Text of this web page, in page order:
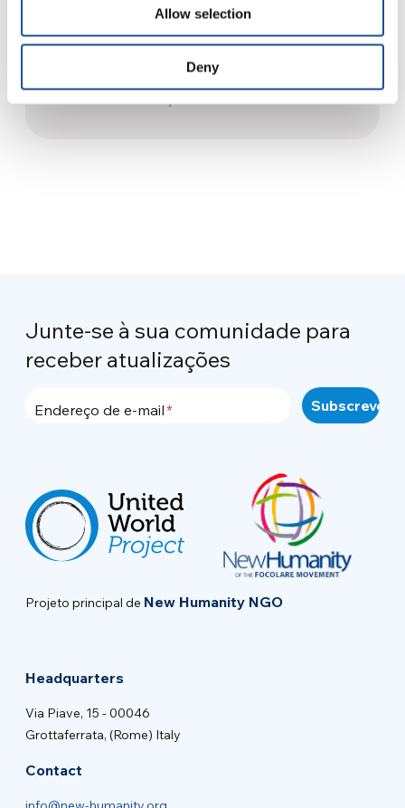
Allow selection
Deny
Síria, o minimercado de Saliba
em breve abrirá as portas
Junte-se à sua comunidade para
receber atualizações
Endereço de e-mail
Projeto principal de New Humanity NGO
Headquarters
Via Piave, 15 - 00046
Grottaferrata, (Rome) Italy
Contact